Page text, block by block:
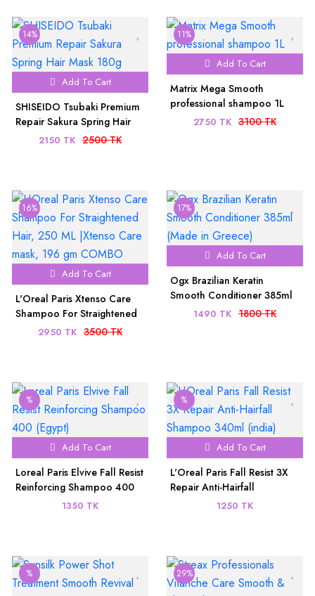
14%
Add To Cart
SHISEIDO Tsubaki Premium
Repair Sakura Spring Hair
Mask 180g
2150 TK 2500 TK
11%
Add To Cart
Matrix Mega Smooth
professional shampoo 1L
2750 TK 3100 TK
16%
Add To Cart
L'Oreal Paris Xtenso Care
Shampoo For Straightened
Hair, 250 ML |Xtenso Care
2950 TK 3500 TK
17%
Add To Cart
Ogx Brazilian Keratin
Smooth Conditioner 385ml
(Made in Greece)
1490 TK 1800 TK
%
Add To Cart
Loreal Paris Elvive Fall Resist
Reinforcing Shampoo 400
1350 TK
%
Add To Cart
L'Oreal Paris Fall Resist 3X
Repair Anti-Hairfall
Shampoo 340ml (india)
1250 TK
% 29%